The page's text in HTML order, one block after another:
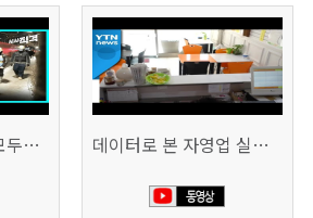
침체의 서막 1부 - 모두가 가난해진다 | 시사직격 신년특집 데이터로 본 자영업 실태 - 매출 '뚝', 장수 업소도 '휘청'